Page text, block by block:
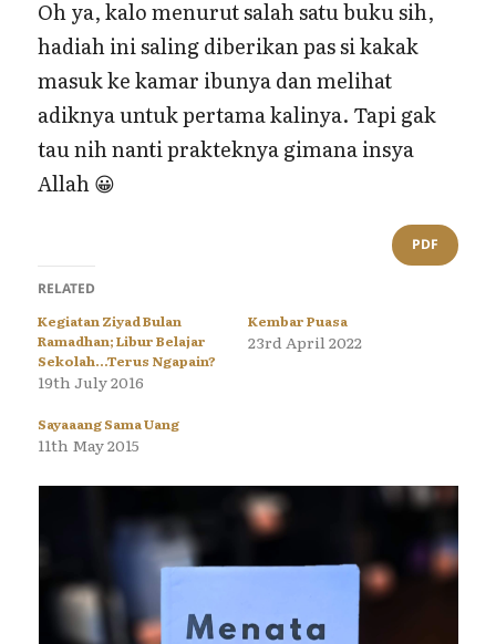
Oh ya, kalo menurut salah satu buku sih,
hadiah ini saling diberikan pas si kakak
masuk ke kamar ibunya dan melihat
adiknya untuk pertama kalinya. Tapi gak
tau nih nanti prakteknya gimana insya
Allah 😀
PDF
RELATED
Kegiatan Ziyad Bulan
Ramadhan; Libur Belajar
Sekolah…Terus Ngapain?
19th July 2016
Kembar Puasa
23rd April 2022
Sayaaang Sama Uang
11th May 2015